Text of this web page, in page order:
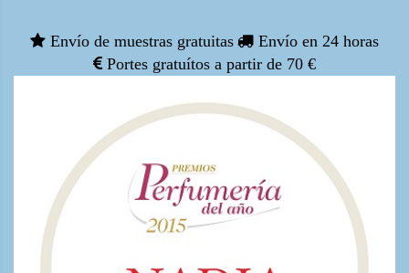
Envío de muestras gratuitas
Envío en 24 horas
Portes gratuítos a partir de 70 €